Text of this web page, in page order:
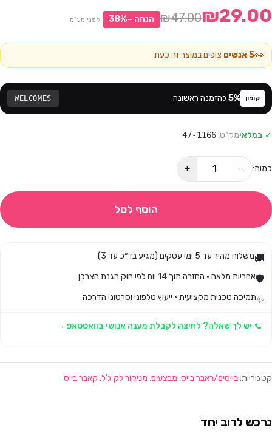
₪29.00
₪47.00 הנחה − 38% לפני מע"מ
👀
5אנשים צופים במוצר זה כעת
קופון 5% להזמנה ראשונה WELCOMES
✓ במלאימק״ט:47-1166
כמות: −
+
הוסף לסל
🚚משלוח מהיר עד 5 ימי עסקים (מגיע בד״כ עד 3)
🛡️אחריות מלאה · החזרה תוך 14 יום לפי חוק הגנת הצרכן
✨תמיכה טכנית מקצועית · ייעוץ טלפוני וסרטוני הדרכה
יש לך שאלה? לחיצה לקבלת מענה אנושי בוואטסאפ →
קטגוריות:בייסים/ראבר בייס, מבצעים, מניקור לק ג'ל, קאבר בייס
נרכש לרוב יחד